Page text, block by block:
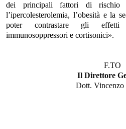
dei principali fattori di rischio
l’ipercolesterolemia, l’obesità e la
poter contrastare gli effetti
immunosoppressori e cortisonici».
F.TO
Il Direttore
Dott. Vincenzo